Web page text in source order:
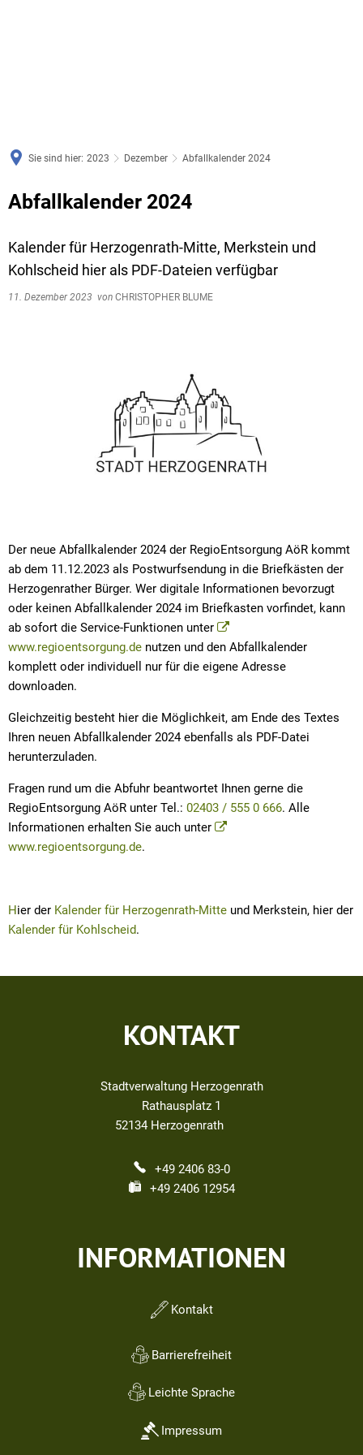
Sie sind hier: 2023 Dezember Abfallkalender 2024
Abfallkalender 2024
Kalender für Herzogenrath-Mitte, Merkstein und
Kohlscheid hier als PDF-Dateien verfügbar
11. Dezember 2023 von CHRISTOPHER BLUME
Der neue Abfallkalender 2024 der RegioEntsorgung AöR kommt
ab dem 11.12.2023 als Postwurfsendung in die Briefkästen der
Herzogenrather Bürger. Wer digitale Informationen bevorzugt
oder keinen Abfallkalender 2024 im Briefkasten vorfindet, kann
ab sofort die Service-Funktionen unter
www.regioentsorgung.de nutzen und den Abfallkalender
komplett oder individuell nur für die eigene Adresse
downloaden.
Gleichzeitig besteht hier die Möglichkeit, am Ende des Textes
Ihren neuen Abfallkalender 2024 ebenfalls als PDF-Datei
herunterzuladen.
Fragen rund um die Abfuhr beantwortet Ihnen gerne die
RegioEntsorgung AöR unter Tel.: 02403 / 555 0 666. Alle
Informationen erhalten Sie auch unter
www.regioentsorgung.de.
Hier der Kalender für Herzogenrath-Mitte und Merkstein, hier der
Kalender für Kohlscheid.
KONTAKT
Stadtverwaltung Herzogenrath
Rathausplatz 1
52134 Herzogenrath
+49 2406 83-0
+49 2406 12954
INFORMATIONEN
Kontakt
Barrierefreiheit
Leichte Sprache
Impressum